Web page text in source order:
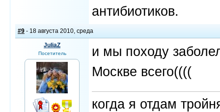
антибиотиков.
#9 - 18 августа 2010, среда
JuliaZ
Посетитель
и мы походу
Москве всего((((
когда я отдам